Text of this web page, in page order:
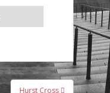
Hurst Cross